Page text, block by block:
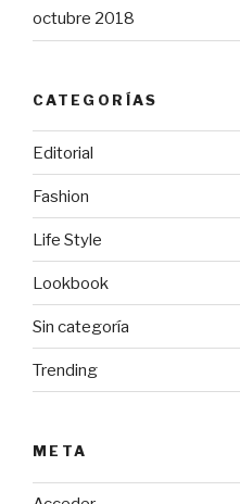
octubre 2018
CATEGORÍAS
Editorial
Fashion
Life Style
Lookbook
Sin categoría
Trending
META